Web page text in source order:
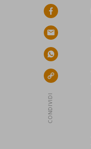
CONDIVIDI
facebook
email
whatsapp
link